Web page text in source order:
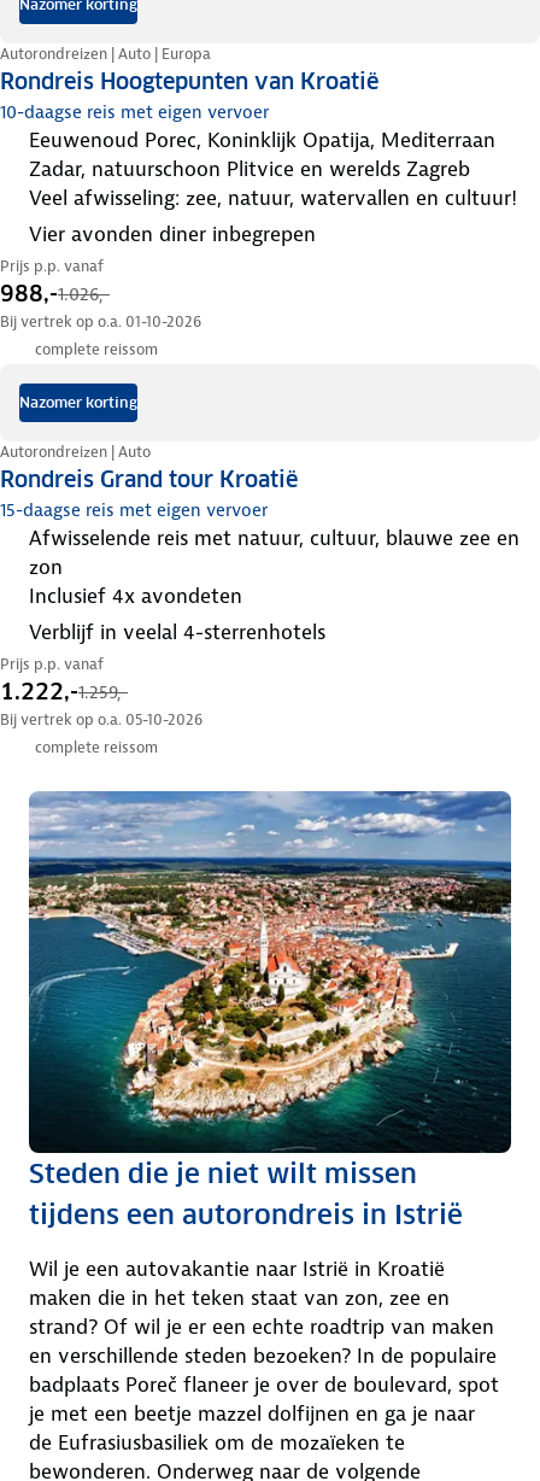
Nazomer korting
Rondreis Hoogtepunten van Kroatië
Autorondreizen | Auto | Europa
10-daagse reis met eigen vervoer
eeuwenoud Porec, Koninklijk Opatija, Mediterraan
Zadar, natuurschoon Plitvice en werelds Zagreb
veel afwisseling: zee, natuur, watervallen en cultuur!
Vier avonden diner inbegrepen
Prijs p.p. vanaf
988,-1.026,-
Bij vertrek op o.a. 01-10-2026
complete reissom
Nazomer korting
Rondreis Grand tour Kroatië
Autorondreizen | Auto
15-daagse reis met eigen vervoer
afwisselende reis met natuur, cultuur, blauwe zee en
zon
inclusief 4x avondeten
verblijf in veelal 4-sterrenhotels
Prijs p.p. vanaf
1.222,-1.259,-
Bij vertrek op o.a. 05-10-2026
complete reissom
Steden die je niet wilt missen
tijdens een autorondreis in Istrië
Wil je een autovakantie naar Istrië in Kroatië
maken die in het teken staat van zon, zee en
strand? Of wil je er een echte roadtrip van maken
en verschillende steden bezoeken? In de populaire
badplaats Poreč flaneer je over de boulevard, spot
je met een beetje mazzel dolfijnen en ga je naar
de Eufrasiusbasiliek om de mozaïeken te
bewonderen. Onderweg naar de volgende